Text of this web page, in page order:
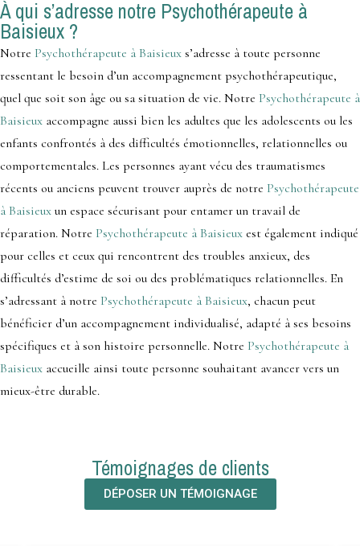
À qui s’adresse notre Psychothérapeute à
Baisieux ?
Notre Psychothérapeute à Baisieux s’adresse à toute personne
ressentant le besoin d’un accompagnement psychothérapeutique,
quel que soit son âge ou sa situation de vie. Notre Psychothérapeute à
Baisieux accompagne aussi bien les adultes que les adolescents ou les
enfants confrontés à des difficultés émotionnelles, relationnelles ou
comportementales. Les personnes ayant vécu des traumatismes
récents ou anciens peuvent trouver auprès de notre Psychothérapeute
à Baisieux un espace sécurisant pour entamer un travail de
réparation. Notre Psychothérapeute à Baisieux est également indiqué
pour celles et ceux qui rencontrent des troubles anxieux, des
difficultés d’estime de soi ou des problématiques relationnelles. En
s’adressant à notre Psychothérapeute à Baisieux, chacun peut
bénéficier d’un accompagnement individualisé, adapté à ses besoins
spécifiques et à son histoire personnelle. Notre Psychothérapeute à
Baisieux accueille ainsi toute personne souhaitant avancer vers un
mieux-être durable.
Témoignages de clients
DÉPOSER UN TÉMOIGNAGE